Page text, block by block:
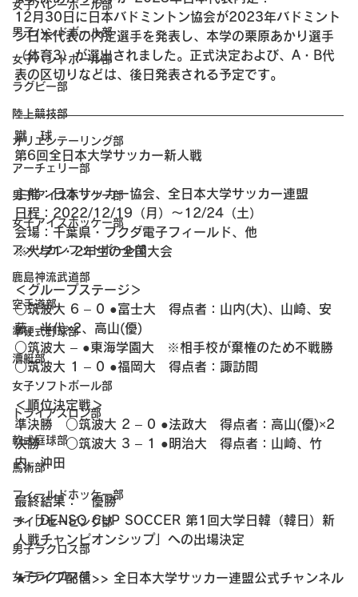
女子バレーボール部
男子ハンドボール部
女子ハンドボール部
ラグビー部
陸上競技部
オリエンテーリング部
アーチェリー部
男子アイスホッケー部
女子アイスホッケー部
アメリカンフットボール部
鹿島神流武道部
空手道部
準硬式野球部
漕艇部
女子ソフトボール部
トライアスロン部
軟式庭球部
馬術部
フィールドホッケー部
ライフセービング部
男子ラクロス部
女子ラクロス部
12月30日に日本バドミントン協会が2023年バドミント
ン日本代表の内定選手を発表し、本学の栗原あかり選手
（体育3）が選出されました。正式決定および、A・B代
表の区切りなどは、後日発表される予定です。
蹴　球
第6回全日本大学サッカー新人戦
主催：日本サッカー協会、全日本大学サッカー連盟
日程：2022/12/19（月）～12/24（土）
会場：千葉県・フクダ電子フィールド、他
※大学1・2年生の全国大会
＜グループステージ＞
○筑波大 6 – 0 ●富士大　得点者：山内(大)、山崎、安
藤、半代×2、高山(優)
○筑波大 – ●東海学園大　※相手校が棄権のため不戦勝
○筑波大 1 – 0 ●福岡大　得点者：諏訪間
＜順位決定戦＞
準決勝　○筑波大 2 – 0 ●法政大　得点者：高山(優)×2
決勝　　○筑波大 3 – 1 ●明治大　得点者：山崎、竹
内、沖田
最終結果：　優勝
＊「DENSO CUP SOCCER 第1回大学日韓（韓日）新
人戦チャンピオンシップ」への出場決定
★ライブ配信>> 全日本大学サッカー連盟公式チャンネル